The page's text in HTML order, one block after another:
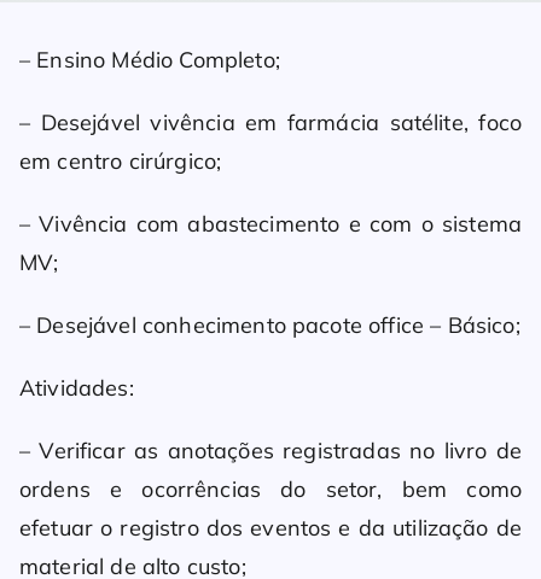
– Ensino Médio Completo;
– Desejável vivência em farmácia satélite, foco
em centro cirúrgico;
– Vivência com abastecimento e com o sistema
MV;
– Desejável conhecimento pacote office – Básico;
Atividades:
– Verificar as anotações registradas no livro de
ordens e ocorrências do setor, bem como
efetuar o registro dos eventos e da utilização de
material de alto custo;